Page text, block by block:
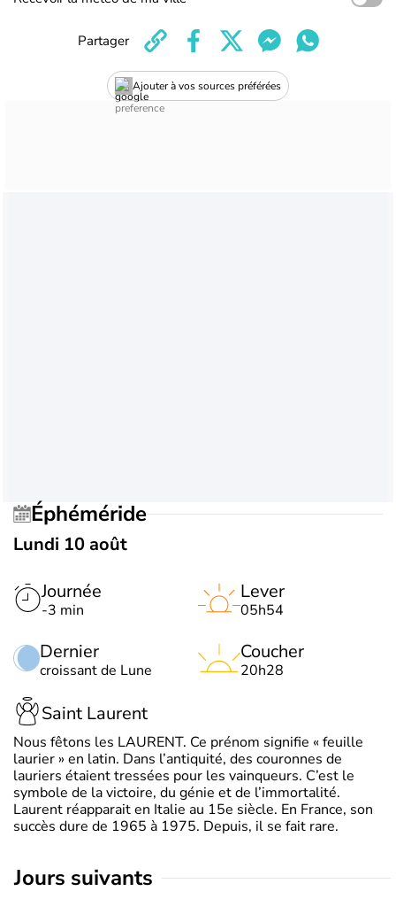
Ajouter à vos sources préférées
Partager
Éphéméride
Lundi 10 août
Journée
-3 min
Dernier
croissant de Lune
Lever
05h54
Coucher
20h28
Saint Laurent
Nous fêtons les LAURENT. Ce prénom signifie « feuille
laurier » en latin. Dans l’antiquité, des couronnes de
lauriers étaient tressées pour les vainqueurs. C’est le
symbole de la victoire, du génie et de l’immortalité.
Laurent réapparait en Italie au 15e siècle. En France, son
succès dure de 1965 à 1975. Depuis, il se fait rare.
jours suivants